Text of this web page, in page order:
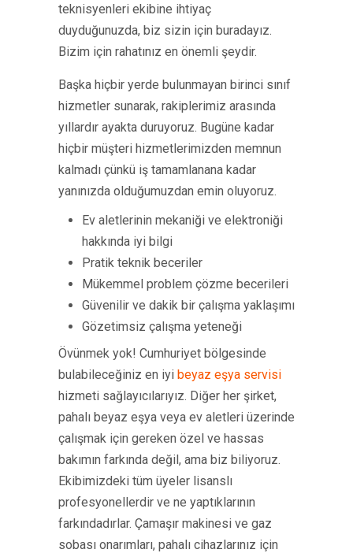
teknisyenleri ekibine ihtiyaç
duyduğunuzda, biz sizin için buradayız.
Bizim için rahatınız en önemli şeydir.
Başka hiçbir yerde bulunmayan birinci sınıf
hizmetler sunarak, rakiplerimiz arasında
yıllardır ayakta duruyoruz. Bugüne kadar
hiçbir müşteri hizmetlerimizden memnun
kalmadı çünkü iş tamamlanana kadar
yanınızda olduğumuzdan emin oluyoruz.
Ev aletlerinin mekaniği ve elektroniği
hakkında iyi bilgi
Pratik teknik beceriler
Mükemmel problem çözme becerileri
Güvenilir ve dakik bir çalışma yaklaşımı
Gözetimsiz çalışma yeteneği
Övünmek yok! Cumhuriyet bölgesinde
bulabileceğiniz en iyi beyaz eşya servisi
hizmeti sağlayıcılarıyız. Diğer her şirket,
pahalı beyaz eşya veya ev aletleri üzerinde
çalışmak için gereken özel ve hassas
bakımın farkında değil, ama biz biliyoruz.
Ekibimizdeki tüm üyeler lisanslı
profesyonellerdir ve ne yaptıklarının
farkındadırlar. Çamaşır makinesi ve gaz
sobası onarımları, pahalı cihazlarınız için